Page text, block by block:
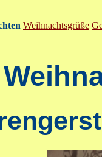
Weihnachtsgrüße